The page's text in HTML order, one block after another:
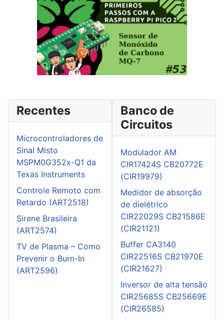
Recentes
Microcontroladores de
Sinal Misto
MSPM0G352x-Q1 da
Texas Instruments
Controle Remoto com
Retardo (ART2518)
Sirene Brasileira
(ART2574)
TV de Plasma – Como
Prevenir o Burn-In
(ART2596)
Banco de
Circuitos
Modulador AM
CIR17424S CB20772E
(CIR19979)
Medidor de absorção
de dielétrico
CIR22029S CB21586E
(CIR21121)
Buffer CA3140
CIR22516S CB21970E
(CIR21627)
Inversor de alta tensão
CIR25685S CB25669E
(CIR26585)